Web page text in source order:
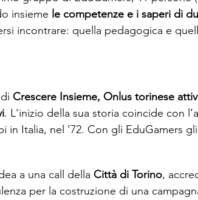
insieme le competenze e i saperi di
incontrare: quella pedagogica e
Crescere Insieme, Onlus torinese
. L'inizio della sua storia coincide con
in Italia, nel ’72. Con gli EduGamers
a una call della Città di Torino,
per la costruzione di una